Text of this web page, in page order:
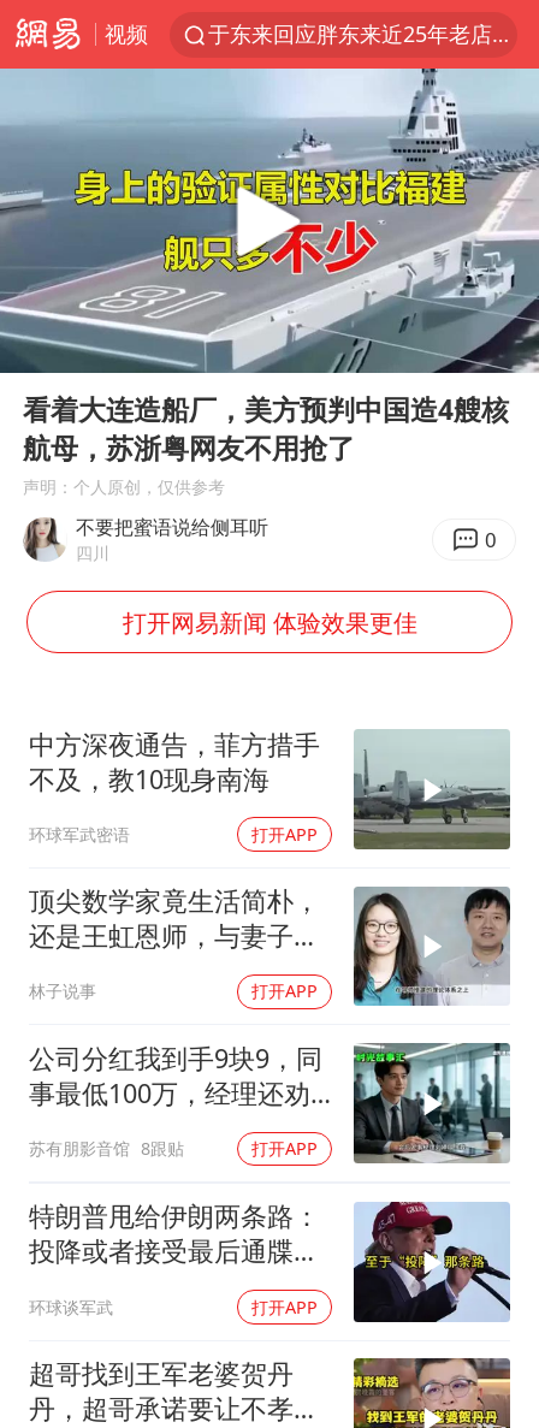
视频
于东来回应胖东来近25年老店年底关闭
《披荆斩棘2026》阵容官宣
中国籍豪华游艇富商之子在泰国被杀
白海豚北上或致京津冀暴雨
美将每月供乌爱国者拦截导弹
《龙餐馆》 冲奖
世界第1特鲁姆普斯诺克中国赛一轮游
上门女婿出轨女邻居多年被判重婚罪
新疆一婚礼线上邀请引热议
构建更高水平的全民健身公共服务体系
云南一男子胃中取出180颗铁钉
以军士兵把枪口对准中国记者
Play
00:00 06:53
看着大连造船厂，美方预判中国造4艘核
航母，苏浙粤网友不用抢了
声明：个人原创，仅供参考
不要把蜜语说给侧耳听
四川 0
打开网易新闻 体验效果更佳
中方深夜通告，菲方措手
不及，教10现身南海
环球军武密语 打开APP
顶尖数学家竟生活简朴，
还是王虹恩师，与妻子合
林子说事 打开APP
公司分红我到手9块9，同
事最低100万，经理还劝
我续签，我笑了：不签了
苏有朋影音馆 8跟贴 打开APP
特朗普甩给伊朗两条路：
投降或者接受最后通牒，
伊朗两条都没选，转头又
打下美军一架无人机
环球谈军武 打开APP
超哥找到王军老婆贺丹
丹，超哥承诺要让不孝子